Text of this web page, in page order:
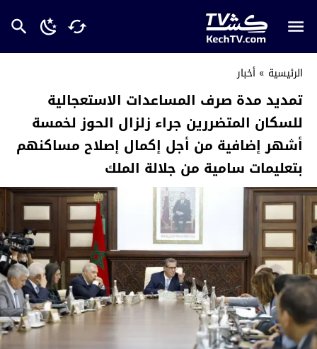
الرئيسية » أخبار
تمديد مدة صرف المساعدات الاستعجالية
للسكان المتضررين جراء زلزال الحوز لخمسة
أشهر إضافية من أجل إكمال إصلاح مساكنهم
بتعليمات سامية من جلالة الملك